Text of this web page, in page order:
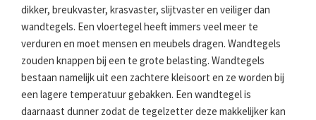
dikker, breukvaster, krasvaster, slijtvaster en veiliger dan
wandtegels. Een vloertegel heeft immers veel meer te
verduren en moet mensen en meubels dragen. Wandtegels
zouden knappen bij een te grote belasting. Wandtegels
bestaan namelijk uit een zachtere kleisoort en ze worden bij
een lagere temperatuur gebakken. Een wandtegel is
daarnaast dunner zodat de tegelzetter deze makkelijker kan